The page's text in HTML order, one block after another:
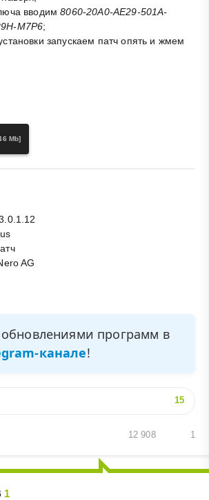
вводим8060-20A0-AE29-501A-
M7P6;
запускаем патч опять и жмем
Mb]
AG
обновлениями программ в
канале!
15
1
12 908
1